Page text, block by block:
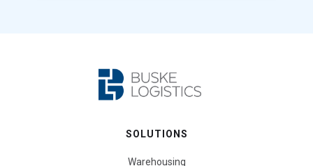
SOLUTIONS
Warehousing